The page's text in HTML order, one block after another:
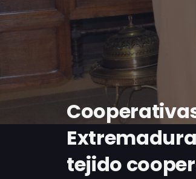
tejido